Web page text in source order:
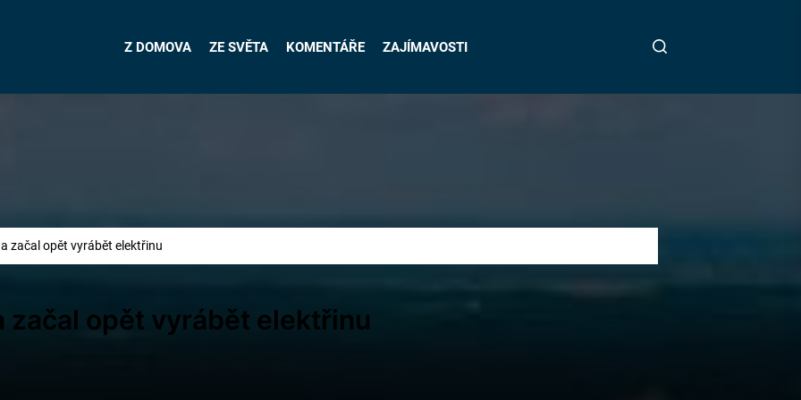
Z DOMOVA ZE SVĚTA KOMENTÁŘE ZAJÍMAVOSTI
začal opět vyrábět elektřinu
začal opět vyrábět elektřinu